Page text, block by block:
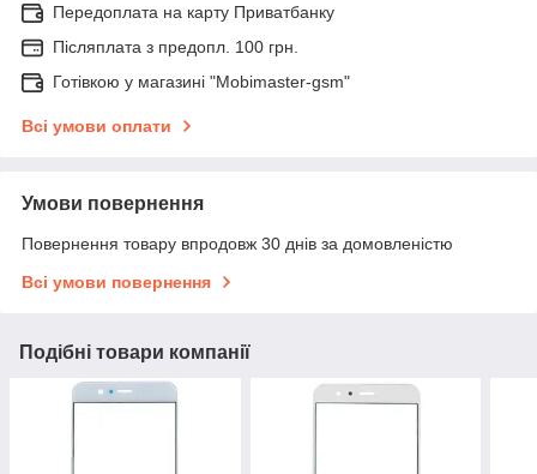
Передоплата на карту Приватбанку
Післяплата з предопл. 100 грн.
Готівкою у магазині "Mobimaster-gsm"
Всі умови оплати
Умови повернення
Повернення товару впродовж 30 днів за домовленістю
Всі умови повернення
Подібні товари компанії